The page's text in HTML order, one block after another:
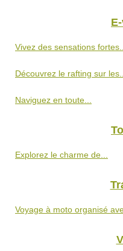
Vivez des sensations fortes...
Découvrez le rafting sur les...
Naviguez en toute...
Explorez le charme de...
Voyage à moto organisé